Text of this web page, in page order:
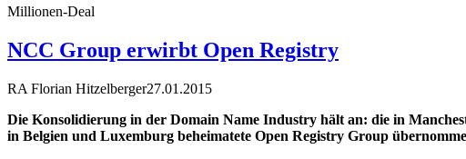
Millionen-Deal
NCC Group erwirbt Open Registry
RA Florian Hitzelberger27.01.2015
Die Konsolidierung in der Domain Name Industry hält an: die in
in Belgien und Luxemburg beheimatete Open Registry Group